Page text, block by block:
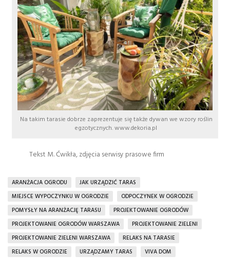
Na takim tarasie dobrze zaprezentuje się także dywan we wzory roślin
egzotycznych. www.dekoria.pl
Tekst M. Ćwikła, zdjęcia serwisy prasowe firm
ARANŻACJA OGRODU
JAK URZĄDZIĆ TARAS
MIEJSCE WYPOCZYNKU W OGRODZIE
ODPOCZYNEK W OGRODZIE
POMYSŁY NA ARANŻACJĘ TARASU
PROJEKTOWANIE OGRODÓW
PROJEKTOWANIE OGRODÓW WARSZAWA
PROJEKTOWANIE ZIELENI
PROJEKTOWANIE ZIELENI WARSZAWA
RELAKS NA TARASIE
RELAKS W OGRODZIE
URZĄDZAMY TARAS VIVA DOM